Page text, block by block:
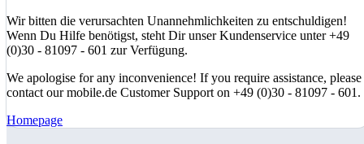
Wir bitten die verursachten Unannehmlichkeiten zu entschuldigen!
Wenn Du Hilfe benötigst, steht Dir unser Kundenservice unter +49
(0)30 - 81097 - 601 zur Verfügung.
We apologise for any inconvenience! If you require assistance, please
contact our mobile.de Customer Support on +49 (0)30 - 81097 - 601.
Homepage